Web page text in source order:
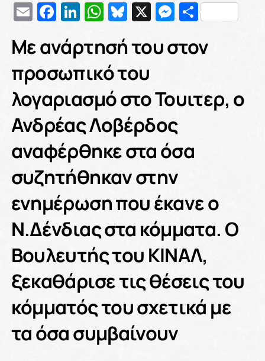
EmailFacebook
LinkedIn
WhatsApp
Bluesky
X
Με ανάρτησή του στον
προσωπικό του
λογαριασμό στο Τουιτερ, ο
Ανδρέας Λοβέρδος
αναφέρθηκε στα όσα
συζητήθηκαν στην
ενημέρωση που έκανε ο
Ν.Δένδιας στα κόμματα. Ο
Βουλευτής του ΚΙΝΑΛ,
ξεκαθάρισε τις θέσεις του
κόμματός του σχετικά με
τα όσα συμβαίνουν